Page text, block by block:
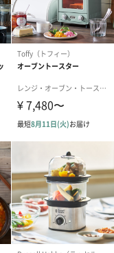
ーティング）
ーンのメッセージカ
更する場合がありま